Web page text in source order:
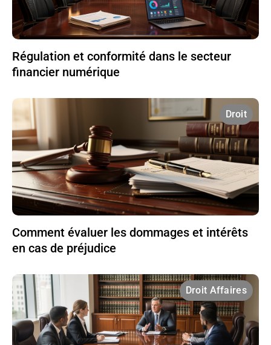
Régulation et conformité dans le secteur
financier numérique
Droit
Comment évaluer les dommages et intérêts
en cas de préjudice
Droit Affaires